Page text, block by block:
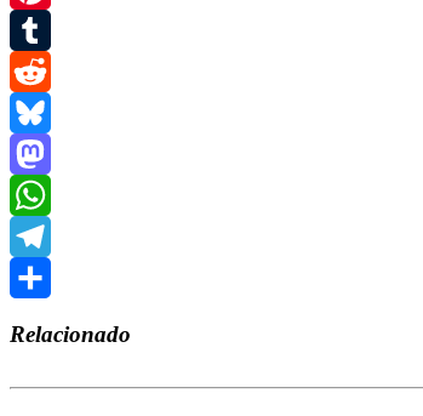
Pinterest
Tumblr
Reddit
Bluesky
Mastodon
WhatsApp
Telegram
Relacionado